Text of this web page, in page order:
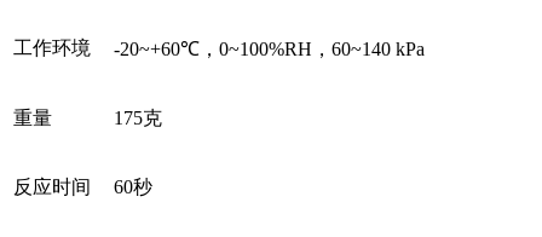
工作环境 -20~+60℃，0~100%RH，60~140 kPa
重量 175克
反应时间 60秒